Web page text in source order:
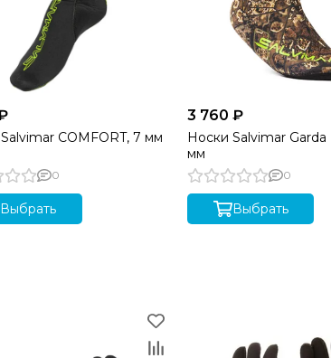
COMFORT, 7 мм
0
Выбрать
3 760 ₽
Носки Salvimar Garda
мм
0
Выбрать